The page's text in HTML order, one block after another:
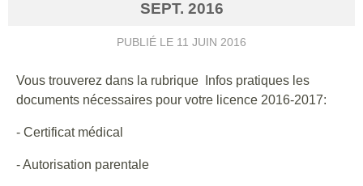
SEPT. 2016
PUBLIÉ LE 11 JUIN 2016
Vous trouverez dans la rubrique Infos pratiques les
documents nécessaires pour votre licence 2016-2017:
- Certificat médical
- Autorisation parentale